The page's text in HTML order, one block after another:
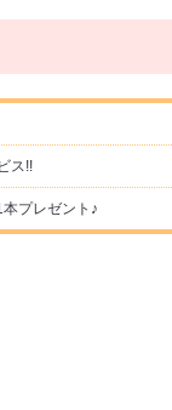
ス!!
プレゼント♪